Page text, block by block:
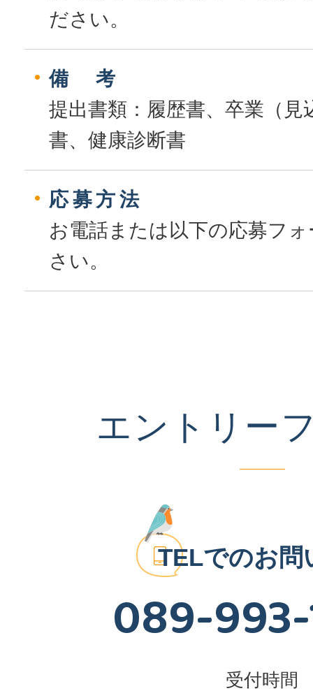
ださい。
備 考
提出書類：履歴書、卒業（見
書、健康診断書
応募方法
お電話または以下の応募フ
さい。
エントリー
TELでのお問
089-
受付時間